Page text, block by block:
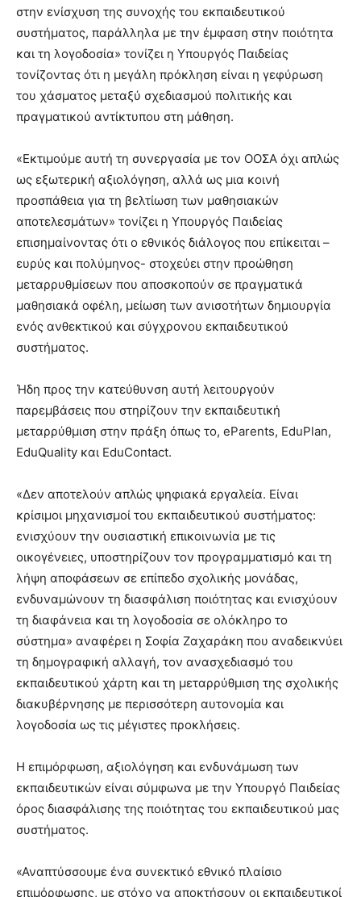
στην ενίσχυση της συνοχής του εκπαιδευτικού
συστήματος, παράλληλα με την έμφαση στην ποιότητα
και τη λογοδοσία» τονίζει η Υπουργός Παιδείας
τονίζοντας ότι η μεγάλη πρόκληση είναι η γεφύρωση
του χάσματος μεταξύ σχεδιασμού πολιτικής και
πραγματικού αντίκτυπου στη μάθηση.
«Εκτιμούμε αυτή τη συνεργασία με τον ΟΟΣΑ όχι απλώς
ως εξωτερική αξιολόγηση, αλλά ως μια κοινή
προσπάθεια για τη βελτίωση των μαθησιακών
αποτελεσμάτων» τονίζει η Υπουργός Παιδείας
επισημαίνοντας ότι ο εθνικός διάλογος που επίκειται –
ευρύς και πολύμηνος- στοχεύει στην προώθηση
μεταρρυθμίσεων που αποσκοπούν σε πραγματικά
μαθησιακά οφέλη, μείωση των ανισοτήτων δημιουργία
ενός ανθεκτικού και σύγχρονου εκπαιδευτικού
συστήματος.
Ήδη προς την κατεύθυνση αυτή λειτουργούν
παρεμβάσεις που στηρίζουν την εκπαιδευτική
μεταρρύθμιση στην πράξη όπως το, eParents, EduPlan,
EduQuality και EduContact.
«Δεν αποτελούν απλώς ψηφιακά εργαλεία. Είναι
κρίσιμοι μηχανισμοί του εκπαιδευτικού συστήματος:
ενισχύουν την ουσιαστική επικοινωνία με τις
οικογένειες, υποστηρίζουν τον προγραμματισμό και τη
λήψη αποφάσεων σε επίπεδο σχολικής μονάδας,
ενδυναμώνουν τη διασφάλιση ποιότητας και ενισχύουν
τη διαφάνεια και τη λογοδοσία σε ολόκληρο το
σύστημα» αναφέρει η Σοφία Ζαχαράκη που αναδεικνύει
τη δημογραφική αλλαγή, τον ανασχεδιασμό του
εκπαιδευτικού χάρτη και τη μεταρρύθμιση της σχολικής
διακυβέρνησης με περισσότερη αυτονομία και
λογοδοσία ως τις μέγιστες προκλήσεις.
Η επιμόρφωση, αξιολόγηση και ενδυνάμωση των
εκπαιδευτικών είναι σύμφωνα με την Υπουργό Παιδείας
όρος διασφάλισης της ποιότητας του εκπαιδευτικού μας
συστήματος.
«Αναπτύσσουμε ένα συνεκτικό εθνικό πλαίσιο
επιμόρφωσης, με στόχο να αποκτήσουν οι εκπαιδευτικοί